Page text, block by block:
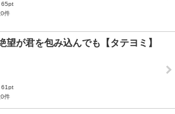
65pt
件
望が君を包み込んでも【タテヨミ】
61pt
件